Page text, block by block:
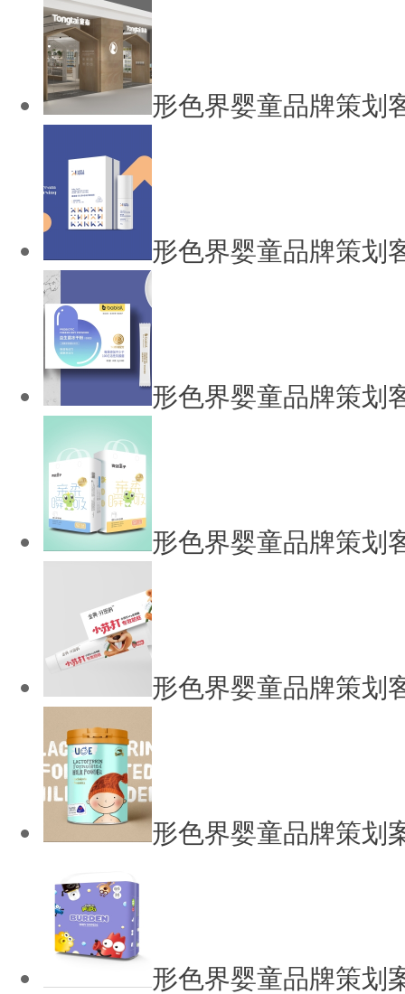
形色界婴童品牌策划
形色界婴童品牌策划
形色界婴童品牌策划
形色界婴童品牌策划
形色界婴童品牌策划
形色界婴童品牌策划
形色界婴童品牌策划